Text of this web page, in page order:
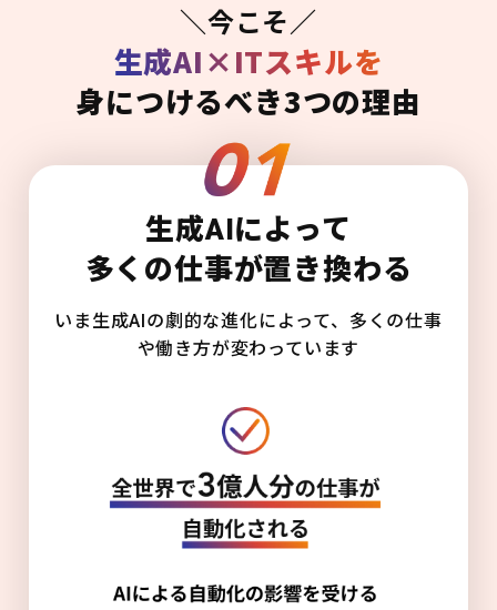
＼今こそ／
生成AI×ITスキルを
身につけるべき3つの理由
生成AIによって
多くの仕事が置き換わる
いま生成AIの劇的な進化によって、多くの仕事
や働き方が変わっています